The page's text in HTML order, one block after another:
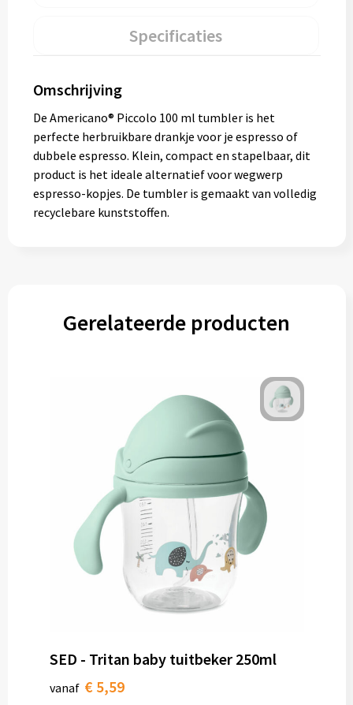
Specificaties
Omschrijving
De Americano® Piccolo 100 ml tumbler is het
perfecte herbruikbare drankje voor je espresso of
dubbele espresso. Klein, compact en stapelbaar, dit
product is het ideale alternatief voor wegwerp
espresso-kopjes. De tumbler is gemaakt van volledig
recyclebare kunststoffen.
Gerelateerde producten
SED - Tritan baby tuitbeker 250ml
vanaf € 5,59